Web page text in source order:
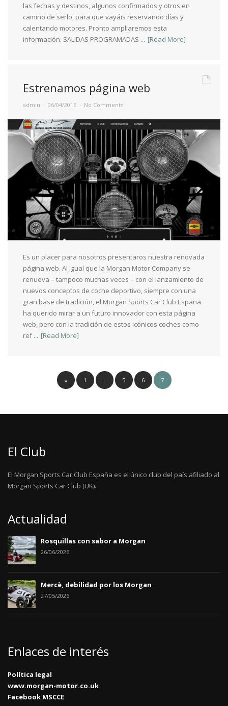
las fechas y destinos, algunos confirmados y otros en
camino de serlo, para que vayáis reservando días y
calentando motores. Pronto ampliaremos esta
información. SALIDAS PROGRAMADAS ... [Read More]
Estrenamos página web
admin 06/04/2016 No Comments
Es un placer para nosotros presentaros nuestra renovada
página web. Al igual que la Morgan Motor Company se
renueva – tampoco muchas veces – con el lanzamiento de
nuevos conceptos de coche deportivo, siempre con una
gran base de tradición, el Morgan Sports Car Club España
ha querido mirar a un futuro innovador con esta página
web, pero con la tradición de estos icónicos coches como
ref ... [Read More]
« 1 5 6 7
El Club
El Morgan Sports Car Club España es el único club del país afiliado al
Morgan Sports Car Club (UK).
Actualidad
Rosquillas con sabor a Morgan
26/06/2026
Mercè, debilidad por los Morgan
27/05/2026
Enlaces de interés
Política legal
www.morgan-motor.co.uk
Facebook MSCCE